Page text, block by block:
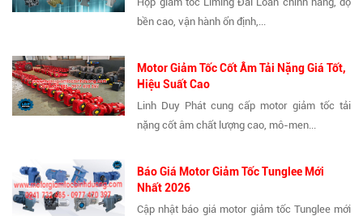
bền cao, vận hành ổn định,...
Motor Giảm Tốc Cốt Âm Tải Nặng Giá Tốt,
Hiệu Suất Cao
Linh Duy Phát cung cấp motor giảm tốc tải
nặng cốt âm chất lượng cao, mô-men...
Báo Giá Motor Giảm Tốc Tunglee Mới
Nhất 2026
Cập nhật báo giá motor giảm tốc Tunglee mới